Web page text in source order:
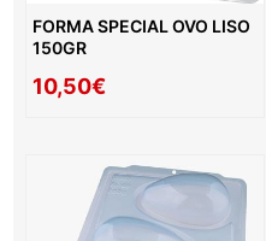
FORMA SPECIAL OVO LISO
150GR
10,50€